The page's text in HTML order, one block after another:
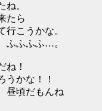
ね。
たら
行こうかな。
ふふふふ…。
ね！
うかな！！
昼頃だもんね